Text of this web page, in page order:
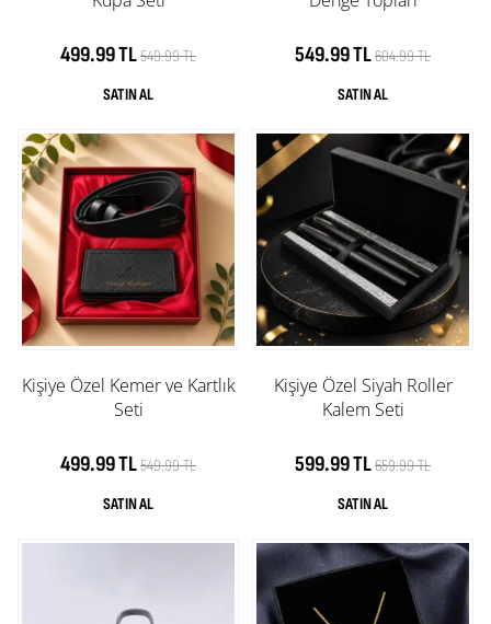
499.99 TL549.99 TL 549.99 TL604.99 TL
Kişiye Özel Kemer ve Kartlık
Seti
499.99 TL549.99 TL
Kişiye Özel Siyah Roller
Kalem Seti
599.99 TL659.99 TL